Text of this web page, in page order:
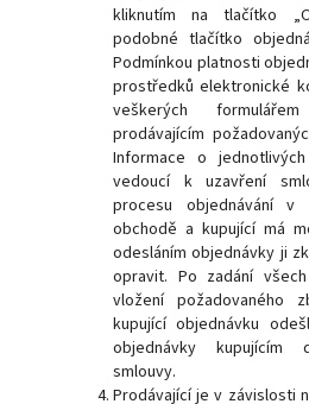
kliknutím na tlačítko
podobné tlačítko
Podmínkou platnosti
prostředků elektronické
veškerých
prodávajícím
Informace o
vedoucí k uzavření
procesu objednávání v
obchodě a kupující má
odesláním objednávky ji
opravit. Po zadání
vložení požadovaného
kupující objednávku
objednávky kupujícím
smlouvy.
Prodávající je v závislosti